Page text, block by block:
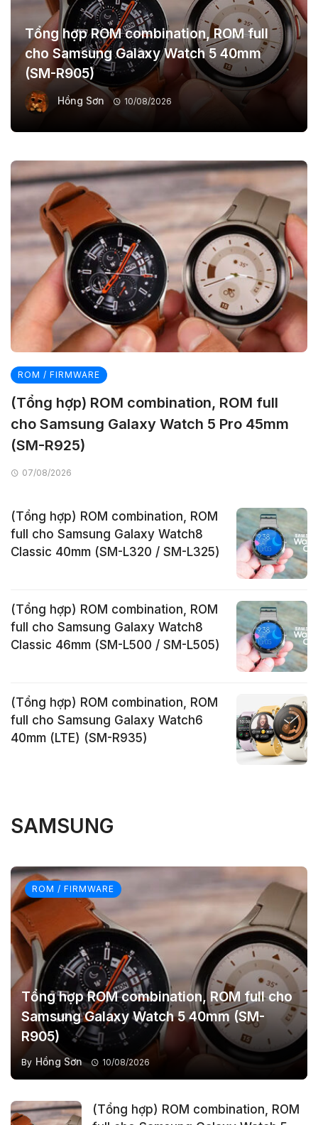
Tổng hợp ROM combination, ROM full
cho Samsung Galaxy Watch 5 40mm
(SM-R905)
Hồng Sơn 10/08/2026
ROM / FIRMWARE
(Tổng hợp) ROM combination, ROM full
cho Samsung Galaxy Watch 5 Pro 45mm
(SM-R925)
07/08/2026
(Tổng hợp) ROM combination, ROM
full cho Samsung Galaxy Watch8
Classic 40mm (SM-L320 / SM-L325)
(Tổng hợp) ROM combination, ROM
full cho Samsung Galaxy Watch8
Classic 46mm (SM-L500 / SM-L505)
(Tổng hợp) ROM combination, ROM
full cho Samsung Galaxy Watch6
40mm (LTE) (SM-R935)
SAMSUNG
Tổng hợp ROM combination, ROM full cho
Samsung Galaxy Watch 5 40mm (SM-
R905)
By Hồng Sơn 10/08/2026
ROM / FIRMWARE
(Tổng hợp) ROM combination, ROM